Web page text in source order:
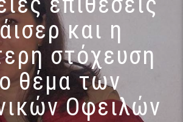
και η
στόχευση
θέμα των
Οφειλών